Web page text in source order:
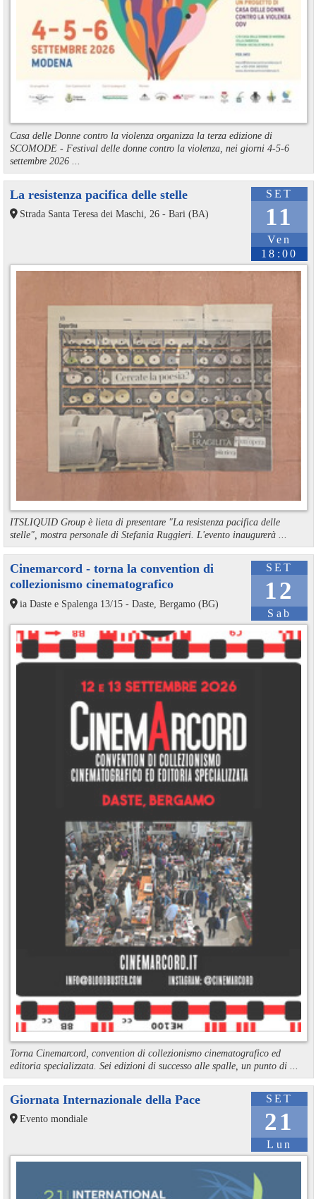
Casa delle Donne contro la violenza organizza la terza edizione di
SCOMODE - Festival delle donne contro la violenza, nei giorni 4-5-6
settembre 2026 ...
SET
11
Ven
18:00
La resistenza pacifica delle stelle
Strada Santa Teresa dei Maschi, 26 - Bari (BA)
ITSLIQUID Group è lieta di presentare "La resistenza pacifica delle
stelle", mostra personale di Stefania Ruggieri. L'evento inaugurerà ...
SET
12
Sab
Cinemarcord - torna la convention di
collezionismo cinematografico
ia Daste e Spalenga 13/15 - Daste, Bergamo (BG)
Torna Cinemarcord, convention di collezionismo cinematografico ed
editoria specializzata. Sei edizioni di successo alle spalle, un punto di ...
SET
21
Lun
Giornata Internazionale della Pace
Evento mondiale